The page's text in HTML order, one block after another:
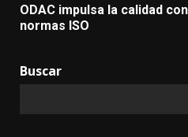
ODAC impulsa la calidad
normas ISO
Buscar